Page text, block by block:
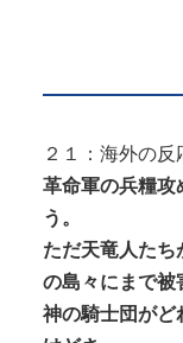
２１：海外の反
革命軍の兵糧攻
う。
ただ天竜人たち
の島々にまで被
神の騎士団がど